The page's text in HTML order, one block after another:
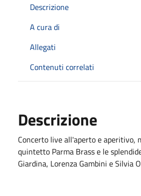
Descrizione
A cura di
Allegati
Contenuti correlati
Descrizione
Concerto live all'aperto e aperitivo,
quintetto Parma Brass e le
Giardina, Lorenza Gambini e Silvia